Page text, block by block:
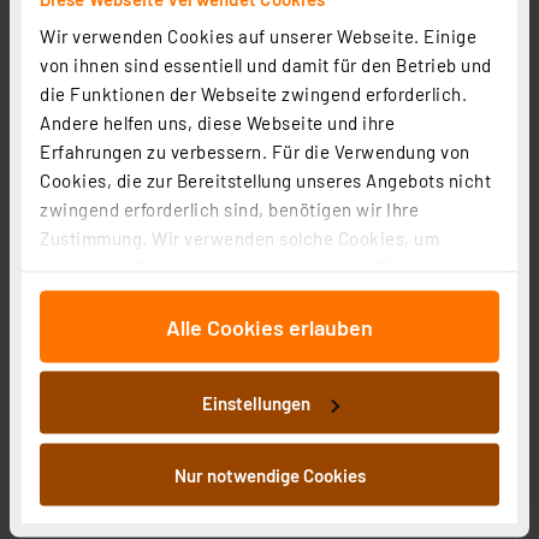
Wir verwenden Cookies auf unserer Webseite. Einige
von ihnen sind essentiell und damit für den Betrieb und
die Funktionen der Webseite zwingend erforderlich.
Andere helfen uns, diese Webseite und ihre
Erfahrungen zu verbessern. Für die Verwendung von
Cookies, die zur Bereitstellung unseres Angebots nicht
zwingend erforderlich sind, benötigen wir Ihre
Zustimmung. Wir verwenden solche Cookies, um
für soziale Medien anbieten zu können und die Zugriffe
auf unsere Website zu analysieren. Außerdem geben
an unsere Partner für soziale Medien, Werbung und
Analysen weiter. Unsere Partner führen diese
Informationen möglicherweise mit weiteren Daten
zusammen, die Sie ihnen bereitgestellt haben oder die
sie im Rahmen Ihrer Nutzung der Dienste gesammelt
Alle Cookies erlauben
Einstellungen
Nur notwendige Cookies
Mobile Alerts 2er-Set Thermo-/Hygrometer MA10230,
mit Klimakomfortanzeige im Tagesverlauf
Artikel-Nr. 126503
2 3 4 5
44,95 €
Informationen zu Versandkosten
Grundpreis 22.48 EUR pro Stück